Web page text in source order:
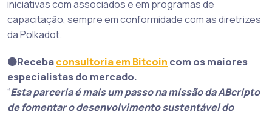
iniciativas com associados e em programas de
capacitação, sempre em conformidade com as diretrizes
da Polkadot.
🟠Recebaconsultoria em Bitcoin com os maiores
especialistas do mercado.
“Esta parceria é mais um passo na missão da ABcripto
de fomentar o desenvolvimento sustentável do